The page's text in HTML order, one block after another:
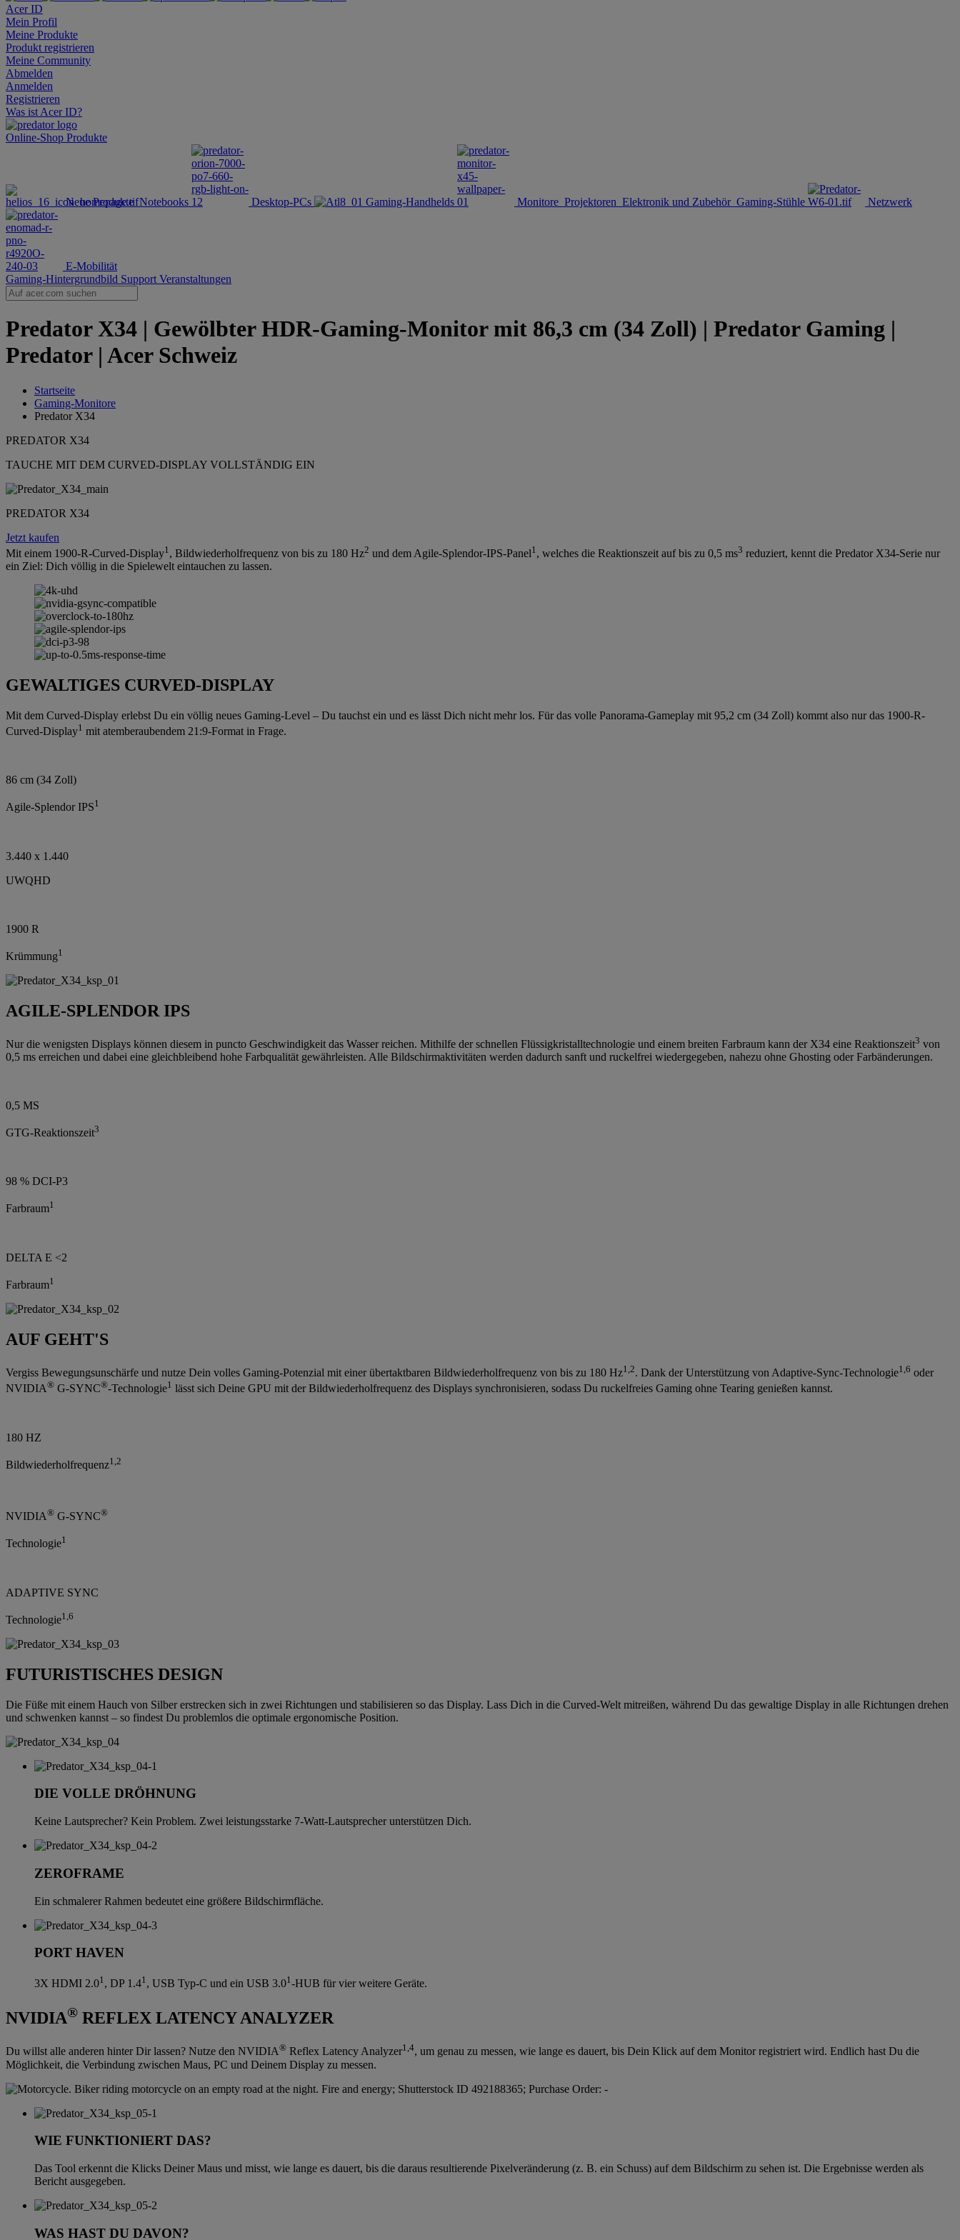
Acer ID
Mein Profil
Meine Produkte
Produkt registrieren
Meine Community
Abmelden
Anmelden
Registrieren
Was ist Acer ID?
Online-Shop Produkte
Neue Produkte Notebooks Desktop-PCs Gaming-Handhelds Monitore Projektoren Elektronik und Zubehör Gaming-Stühle Netzwerk
E-Mobilität
Gaming-Hintergrundbild Support Veranstaltungen
Predator X34 | Gewölbter HDR-Gaming-Monitor mit 86,3 cm (34 Zoll) | Predator Gaming |
Predator | Acer Schweiz
Startseite
Gaming-Monitore
Predator X34
PREDATOR X34
TAUCHE MIT DEM CURVED-DISPLAY VOLLSTÄNDIG EIN
PREDATOR X34
Jetzt kaufen
Mit einem 1900-R-Curved-Display1 , Bildwiederholfrequenz von bis zu 180 Hz2 und dem Agile-Splendor-IPS-Panel1 , welches die Reaktionszeit auf bis zu 0,5 ms3 reduziert, kennt die Predator X34-Serie nur
ein Ziel: Dich völlig in die Spielewelt eintauchen zu lassen.
GEWALTIGES CURVED-DISPLAY
Mit dem Curved-Display erlebst Du ein völlig neues Gaming-Level – Du tauchst ein und es lässt Dich nicht mehr los. Für das volle Panorama-Gameplay mit 95,2 cm (34 Zoll) kommt also nur das 1900-R-
Curved-Display1 mit atemberaubendem 21:9-Format in Frage.
86 cm (34 Zoll)
Agile-Splendor IPS1
3.440 x 1.440
UWQHD
1900 R
Krümmung1
AGILE-SPLENDOR IPS
Nur die wenigsten Displays können diesem in puncto Geschwindigkeit das Wasser reichen. Mithilfe der schnellen Flüssigkristalltechnologie und einem breiten Farbraum kann der X34 eine Reaktionszeit3 von
0,5 ms erreichen und dabei eine gleichbleibend hohe Farbqualität gewährleisten. Alle Bildschirmaktivitäten werden dadurch sanft und ruckelfrei wiedergegeben, nahezu ohne Ghosting oder Farbänderungen.
0,5 MS
GTG-Reaktionszeit3
98 % DCI-P3
Farbraum1
DELTA E <2
Farbraum1
AUF GEHT'S
Vergiss Bewegungsunschärfe und nutze Dein volles Gaming-Potenzial mit einer übertaktbaren Bildwiederholfrequenz von bis zu 180 Hz1,2. Dank der Unterstützung von Adaptive-Sync-Technologie1,6 oder
NVIDIA® G-SYNC®-Technologie1 lässt sich Deine GPU mit der Bildwiederholfrequenz des Displays synchronisieren, sodass Du ruckelfreies Gaming ohne Tearing genießen kannst.
180 HZ
Bildwiederholfrequenz1,2
NVIDIA® G-SYNC®
Technologie1
ADAPTIVE SYNC
Technologie1,6
FUTURISTISCHES DESIGN
Die Füße mit einem Hauch von Silber erstrecken sich in zwei Richtungen und stabilisieren so das Display. Lass Dich in die Curved-Welt mitreißen, während Du das gewaltige Display in alle Richtungen drehen
und schwenken kannst – so findest Du problemlos die optimale ergonomische Position.
DIE VOLLE DRÖHNUNG
Keine Lautsprecher? Kein Problem. Zwei leistungsstarke 7-Watt-Lautsprecher unterstützen Dich.
ZEROFRAME
Ein schmalerer Rahmen bedeutet eine größere Bildschirmfläche.
PORT HAVEN
3X HDMI 2.01, DP 1.41, USB Typ-C und ein USB 3.01-HUB für vier weitere Geräte.
NVIDIA® REFLEX LATENCY ANALYZER
Du willst alle anderen hinter Dir lassen? Nutze den NVIDIA® Reflex Latency Analyzer1,4, um genau zu messen, wie lange es dauert, bis Dein Klick auf dem Monitor registriert wird. Endlich hast Du die
Möglichkeit, die Verbindung zwischen Maus, PC und Deinem Display zu messen.
WIE FUNKTIONIERT DAS?
Das Tool erkennt die Klicks Deiner Maus und misst, wie lange es dauert, bis die daraus resultierende Pixelveränderung (z. B. ein Schuss) auf dem Bildschirm zu sehen ist. Die Ergebnisse werden als
Bericht ausgegeben.
WAS HAST DU DAVON?